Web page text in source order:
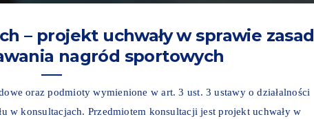
– projekt uchwały w sprawie zasad
nagród sportowych
oraz podmioty wymienione w art. 3 ust. 3 ustawy o działalności
w konsultacjach. Przedmiotem konsultacji jest projekt uchwały w